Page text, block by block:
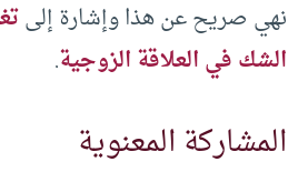
نهي صريح عن هذا وإشارة إلى
الشك في العلاقة الزوجية.
المشاركة المعنوية